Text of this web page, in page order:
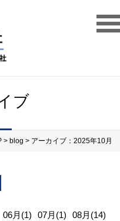
ブ
> blog > アーカイブ：2025年10月
06月(1) 07月(1)
08月(14)